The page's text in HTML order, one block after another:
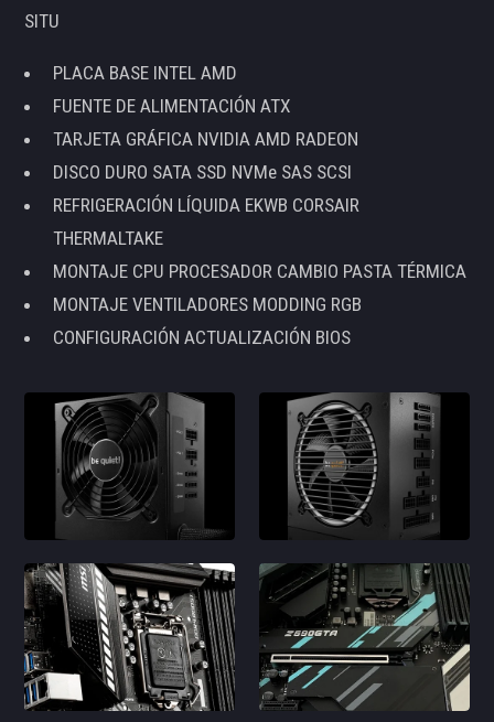
SITU
PLACA BASE INTEL AMD
FUENTE DE ALIMENTACIÓN ATX
TARJETA GRÁFICA NVIDIA AMD RADEON
DISCO DURO SATA SSD NVMe SAS SCSI
REFRIGERACIÓN LÍQUIDA EKWB CORSAIR
THERMALTAKE
MONTAJE CPU PROCESADOR CAMBIO PASTA TÉRMICA
MONTAJE VENTILADORES MODDING RGB
CONFIGURACIÓN ACTUALIZACIÓN BIOS